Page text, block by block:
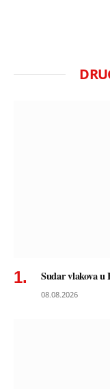
Sudar vlakova u
08.08.2026